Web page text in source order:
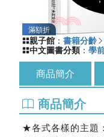
滿額折
親子館 ： 書籍分齡
中文圖書分類 ： 學
商品簡介
商品簡介
★各式各樣的主題